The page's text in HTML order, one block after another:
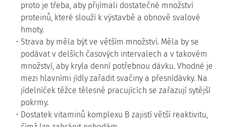
proto je třeba, aby přijímali dostatečné množství
proteinů, které slouží k výstavbě a obnově svalové
hmoty.
Strava by měla být ve větším množství. Měla by se
podávat v delších časových intervalech a v takovém
množství, aby kryla denní potřebnou dávku. Vhodné je
mezi hlavními jídly zařadit svačiny a přesnídávky. Na
jídelníček těžce tělesně pracujících se zařazují sytější
pokrmy.
Dostatek vitaminů komplexu B zajistí větší reaktivitu,